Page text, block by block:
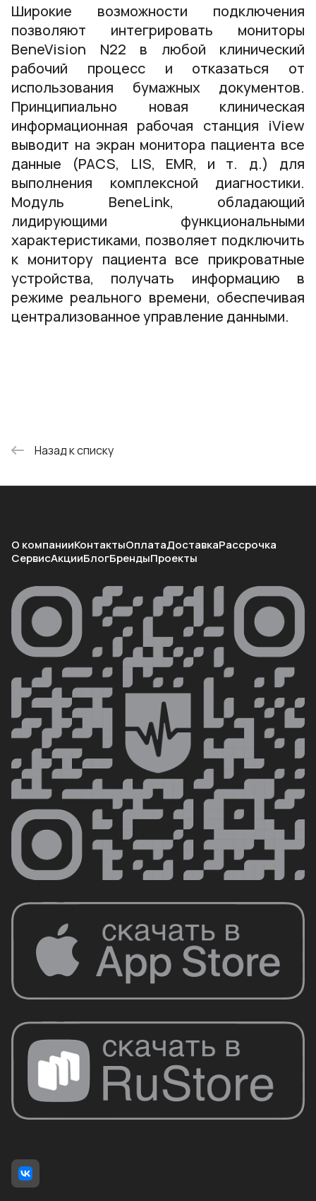
Широкие возможности подключения
позволяют интегрировать мониторы
BeneVision N22 в любой клинический
рабочий процесс и отказаться от
использования бумажных документов.
Принципиально новая клиническая
информационная рабочая станция iView
выводит на экран монитора пациента все
данные (PACS, LIS, EMR, и т. д.) для
выполнения комплексной диагностики.
Модуль BeneLink, обладающий
лидирующими функциональными
характеристиками, позволяет подключить
к монитору пациента все прикроватные
устройства, получать информацию в
режиме реального времени, обеспечивая
централизованное управление данными.
Назад к списку
О компанииКонтактыОплатаДоставкаРассрочка
СервисАкцииБлогБрендыПроекты